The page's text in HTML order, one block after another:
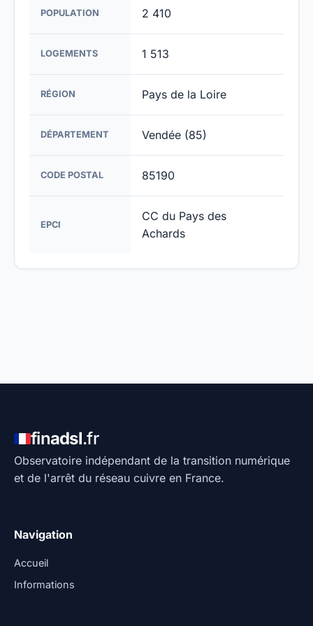
POPULATION 2 410
LOGEMENTS 1 513
RÉGION Pays de la Loire
DÉPARTEMENT Vendée (85)
CODE POSTAL 85190
EPCI
CC du Pays des
Achards
finadsl.fr
Observatoire indépendant de la transition numérique
et de l'arrêt du réseau cuivre en France.
Navigation
Accueil
Informations